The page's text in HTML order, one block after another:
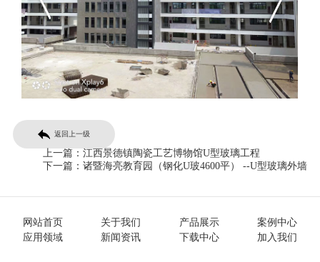
返回上一级
上一篇：江西景德镇陶瓷工艺博物馆U型玻璃工程
下一篇：诸暨海亮教育园（钢化U玻4600平） --U型玻璃外墙
网站首页 关于我们 产品展示
案例中心
应用领域
新闻资讯 下载中心 加入我们